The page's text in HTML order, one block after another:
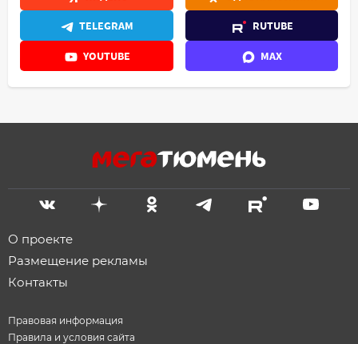
TELEGRAM RUTUBE
YOUTUBE MAX
О проекте
Размещение рекламы
Контакты
Правовая информация
Правила и условия сайта